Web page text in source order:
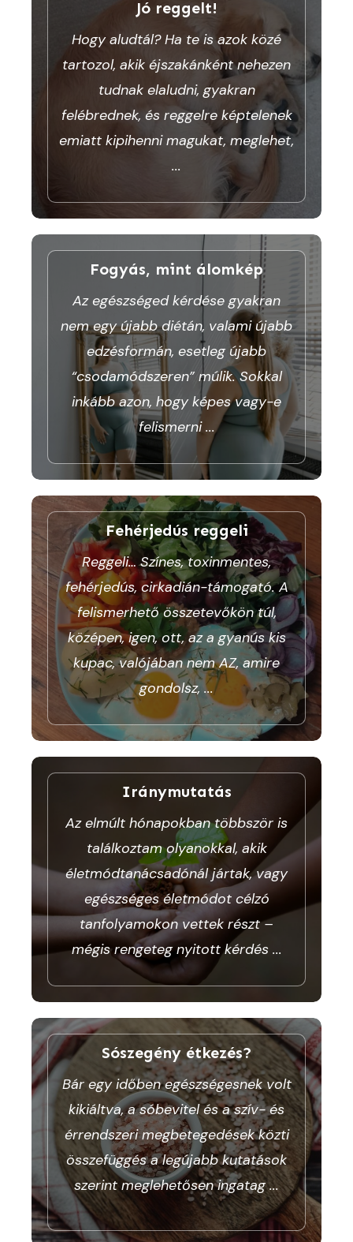
Jó reggelt!
Hogy aludtál? Ha te is azok közé
tartozol, akik éjszakánként nehezen
tudnak elaludni, gyakran
felébrednek, és reggelre képtelenek
emiatt kipihenni magukat, meglehet,
...
Fogyás, mint álomkép
Az egészséged kérdése gyakran
nem egy újabb diétán, valami újabb
edzésformán, esetleg újabb
“csodamódszeren” múlik. Sokkal
inkább azon, hogy képes vagy-e
felismerni...
Fehérjedús reggeli
Reggeli… Színes, toxinmentes,
fehérjedús, cirkadián-támogató. A
felismerhető összetevőkön túl,
középen, igen, ott, az a gyanús kis
kupac, valójában nem AZ, amire
gondolsz, ...
Iránymutatás
Az elmúlt hónapokban többször is
találkoztam olyanokkal, akik
életmódtanácsadónál jártak, vagy
egészséges életmódot célzó
tanfolyamokon vettek részt –
mégis rengeteg nyitott kérdés ...
Sószegény étkezés?
Bár egy időben egészségesnek volt
kikiáltva, a sóbevitel és a szív- és
érrendszeri megbetegedések közti
összefüggés a legújabb kutatások
szerint meglehetősen ingatag...